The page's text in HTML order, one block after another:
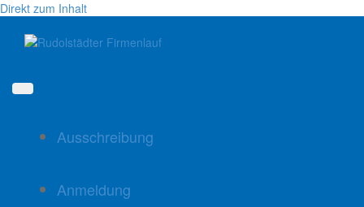
Direkt zum Inhalt
Ausschreibung
Anmeldung